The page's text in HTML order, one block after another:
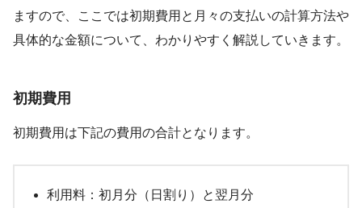
ますので、ここでは初期費用と月々の支払いの計算方法や
具体的な金額について、わかりやすく解説していきます。
初期費用
初期費用は下記の費用の合計となります。
利用料：初月分（日割り）と翌月分